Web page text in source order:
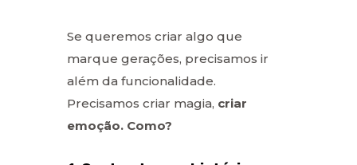
Se queremos criar algo que
marque gerações, precisamos ir
além da funcionalidade.
Precisamos criar magia, criar
emoção. Como?